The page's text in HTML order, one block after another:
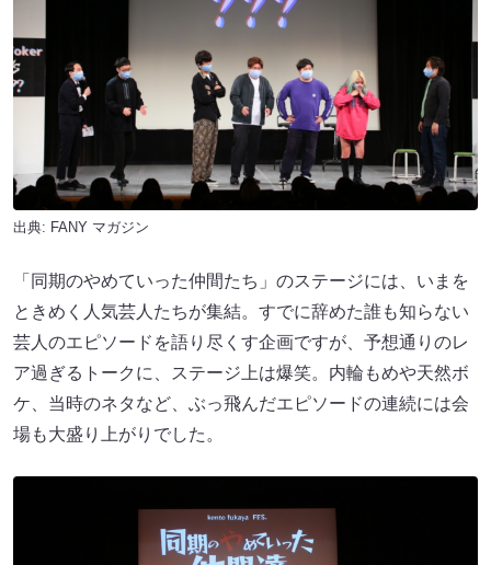
出典: FANY マガジン
「同期のやめていった仲間たち」のステージには、いまを
ときめく人気芸人たちが集結。すでに辞めた誰も知らない
芸人のエピソードを語り尽くす企画ですが、予想通りのレ
ア過ぎるトークに、ステージ上は爆笑。内輪もめや天然ボ
ケ、当時のネタなど、ぶっ飛んだエピソードの連続には会
場も大盛り上がりでした。